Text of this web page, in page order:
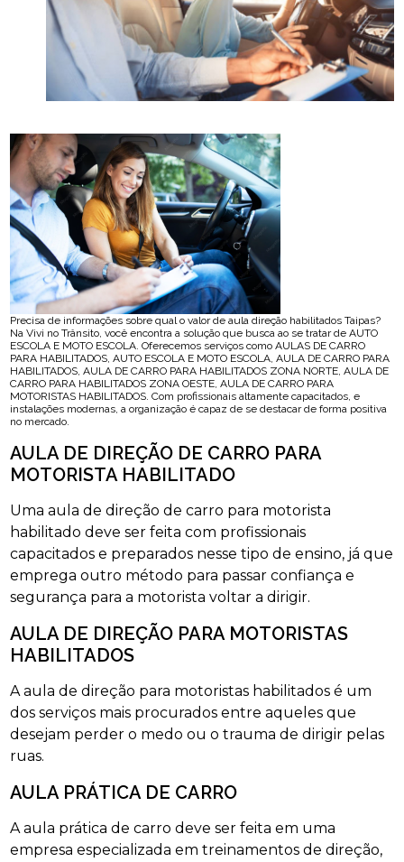
Precisa de informações sobre qual o valor de aula direção habilitados Taipas?
Na Vivi no Trânsito, você encontra a solução que busca ao se tratar de AUTO
ESCOLA E MOTO ESCOLA. Oferecemos serviços como AULAS DE CARRO
PARA HABILITADOS, AUTO ESCOLA E MOTO ESCOLA, AULA DE CARRO PARA
HABILITADOS, AULA DE CARRO PARA HABILITADOS ZONA NORTE, AULA DE
CARRO PARA HABILITADOS ZONA OESTE, AULA DE CARRO PARA
MOTORISTAS HABILITADOS. Com profissionais altamente capacitados, e
instalações modernas, a organização é capaz de se destacar de forma positiva
no mercado.
AULA DE DIREÇÃO DE CARRO PARA
MOTORISTA HABILITADO
Uma aula de direção de carro para motorista
habilitado deve ser feita com profissionais
capacitados e preparados nesse tipo de ensino, já que
emprega outro método para passar confiança e
segurança para a motorista voltar a dirigir.
AULA DE DIREÇÃO PARA MOTORISTAS
HABILITADOS
A aula de direção para motoristas habilitados é um
dos serviços mais procurados entre aqueles que
desejam perder o medo ou o trauma de dirigir pelas
ruas.
AULA PRÁTICA DE CARRO
A aula prática de carro deve ser feita em uma
empresa especializada em treinamentos de direção,